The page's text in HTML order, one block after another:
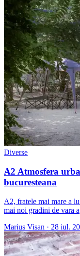
Diverse
A2 Atmosfera
bucuresteana
A2, fratele mai mare a
mai noi gradini de vara
Marius Visan · 28 iul.